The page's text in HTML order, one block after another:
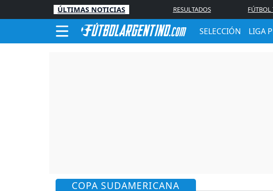
ÚLTIMAS NOTICIAS RESULTADOS FÚTBOL
SELECCIÓN LIGA
COPA SUDAMERICANA